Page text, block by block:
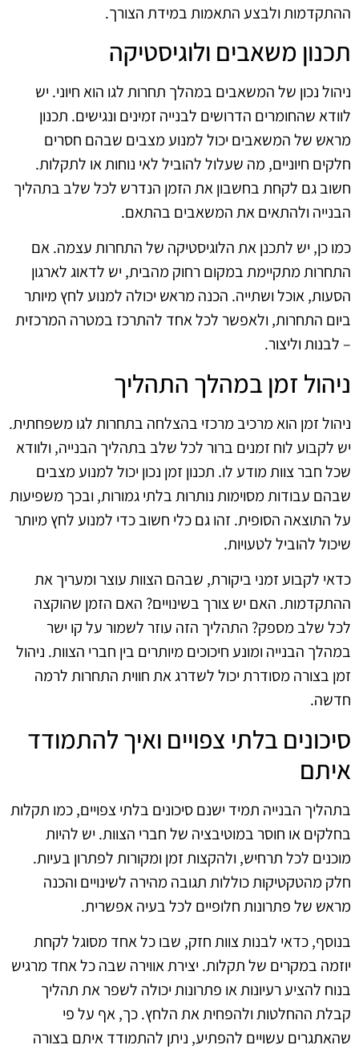
ההתקדמות ולבצע התאמות במידת הצורך.
תכנון משאבים ולוגיסטיקה
ניהול נכון של המשאבים במהלך תחרות לגו הוא חיוני. יש
לוודא שהחומרים הדרושים לבנייה זמינים ונגישים. תכנון
מראש של המשאבים יכול למנוע מצבים שבהם חסרים
חלקים חיוניים, מה שעלול להוביל לאי נוחות או לתקלות.
חשוב גם לקחת בחשבון את הזמן הנדרש לכל שלב בתהליך
הבנייה ולהתאים את המשאבים בהתאם.
כמו כן, יש לתכנן את הלוגיסטיקה של התחרות עצמה. אם
התחרות מתקיימת במקום רחוק מהבית, יש לדאוג לארגון
הסעות, אוכל ושתייה. הכנה מראש יכולה למנוע לחץ מיותר
ביום התחרות, ולאפשר לכל אחד להתרכז במטרה המרכזית
– לבנות וליצור.
ניהול זמן במהלך התהליך
ניהול זמן הוא מרכיב מרכזי בהצלחה בתחרות לגו משפחתית.
יש לקבוע לוח זמנים ברור לכל שלב בתהליך הבנייה, ולוודא
שכל חבר צוות מודע לו. תכנון זמן נכון יכול למנוע מצבים
שבהם עבודות מסוימות נותרות בלתי גמורות, ובכך משפיעות
על התוצאה הסופית. זהו גם כלי חשוב כדי למנוע לחץ מיותר
שיכול להוביל לטעויות.
כדאי לקבוע זמני ביקורת, שבהם הצוות עוצר ומעריך את
ההתקדמות. האם יש צורך בשינויים? האם הזמן שהוקצה
לכל שלב מספק? התהליך הזה עוזר לשמור על קו ישר
במהלך הבנייה ומונע חיכוכים מיותרים בין חברי הצוות. ניהול
זמן בצורה מסודרת יכול לשדרג את חווית התחרות לרמה
חדשה.
סיכונים בלתי צפויים ואיך להתמודד
איתם
בתהליך הבנייה תמיד ישנם סיכונים בלתי צפויים, כמו תקלות
בחלקים או חוסר במוטיבציה של חברי הצוות. יש להיות
מוכנים לכל תרחיש, ולהקצות זמן ומקורות לפתרון בעיות.
חלק מהטקטיקות כוללות תגובה מהירה לשינויים והכנה
מראש של פתרונות חלופיים לכל בעיה אפשרית.
בנוסף, כדאי לבנות צוות חזק, שבו כל אחד מסוגל לקחת
יוזמה במקרים של תקלות. יצירת אווירה שבה כל אחד מרגיש
בנוח להציע רעיונות או פתרונות יכולה לשפר את תהליך
קבלת ההחלטות ולהפחית את הלחץ. כך, אף על פי
שהאתגרים עשויים להפתיע, ניתן להתמודד איתם בצורה